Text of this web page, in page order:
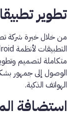
تطوير
من خلال خبرة شركة
متكاملة لتصميم
الوصول إلى جمهور
الهواتف الذكية.
استضافة